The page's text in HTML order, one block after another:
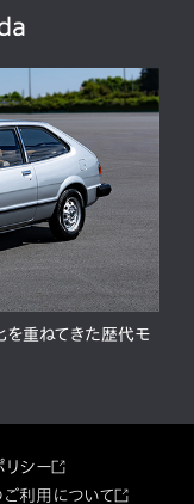
を重ねてきた歴代モ
リシー
ご利用について